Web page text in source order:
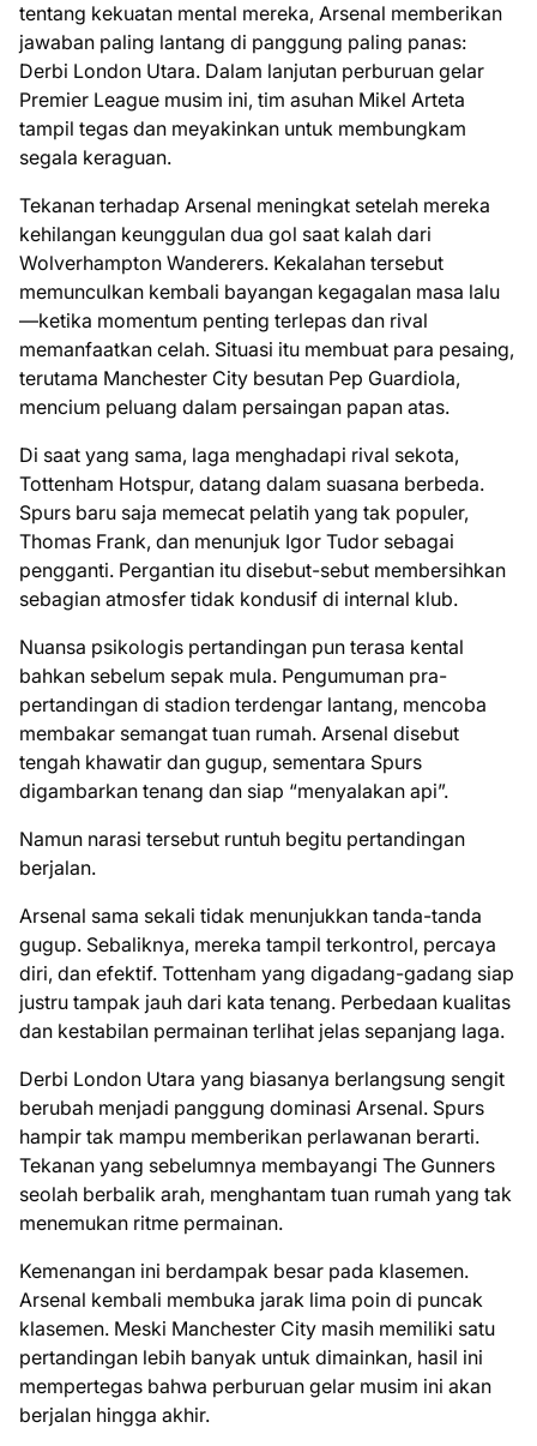
tentang kekuatan mental mereka, Arsenal memberikan
jawaban paling lantang di panggung paling panas:
Derbi London Utara. Dalam lanjutan perburuan gelar
Premier League musim ini, tim asuhan Mikel Arteta
tampil tegas dan meyakinkan untuk membungkam
segala keraguan.
Tekanan terhadap Arsenal meningkat setelah mereka
kehilangan keunggulan dua gol saat kalah dari
Wolverhampton Wanderers. Kekalahan tersebut
memunculkan kembali bayangan kegagalan masa lalu
—ketika momentum penting terlepas dan rival
memanfaatkan celah. Situasi itu membuat para pesaing,
terutama Manchester City besutan Pep Guardiola,
mencium peluang dalam persaingan papan atas.
Di saat yang sama, laga menghadapi rival sekota,
Tottenham Hotspur, datang dalam suasana berbeda.
Spurs baru saja memecat pelatih yang tak populer,
Thomas Frank, dan menunjuk Igor Tudor sebagai
pengganti. Pergantian itu disebut-sebut membersihkan
sebagian atmosfer tidak kondusif di internal klub.
Nuansa psikologis pertandingan pun terasa kental
bahkan sebelum sepak mula. Pengumuman pra-
pertandingan di stadion terdengar lantang, mencoba
membakar semangat tuan rumah. Arsenal disebut
tengah khawatir dan gugup, sementara Spurs
digambarkan tenang dan siap “menyalakan api”.
Namun narasi tersebut runtuh begitu pertandingan
berjalan.
Arsenal sama sekali tidak menunjukkan tanda-tanda
gugup. Sebaliknya, mereka tampil terkontrol, percaya
diri, dan efektif. Tottenham yang digadang-gadang siap
justru tampak jauh dari kata tenang. Perbedaan kualitas
dan kestabilan permainan terlihat jelas sepanjang laga.
Derbi London Utara yang biasanya berlangsung sengit
berubah menjadi panggung dominasi Arsenal. Spurs
hampir tak mampu memberikan perlawanan berarti.
Tekanan yang sebelumnya membayangi The Gunners
seolah berbalik arah, menghantam tuan rumah yang tak
menemukan ritme permainan.
Kemenangan ini berdampak besar pada klasemen.
Arsenal kembali membuka jarak lima poin di puncak
klasemen. Meski Manchester City masih memiliki satu
pertandingan lebih banyak untuk dimainkan, hasil ini
mempertegas bahwa perburuan gelar musim ini akan
berjalan hingga akhir.